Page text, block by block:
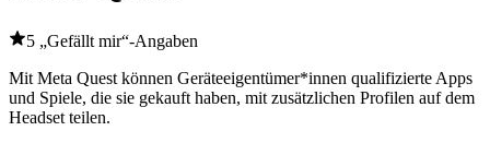
5 „Gefällt mir“-Angaben
Mit Meta Quest können Geräteeigentümer*innen qualifizierte Apps
und Spiele, die sie gekauft haben, mit zusätzlichen Profilen auf dem
Headset teilen.